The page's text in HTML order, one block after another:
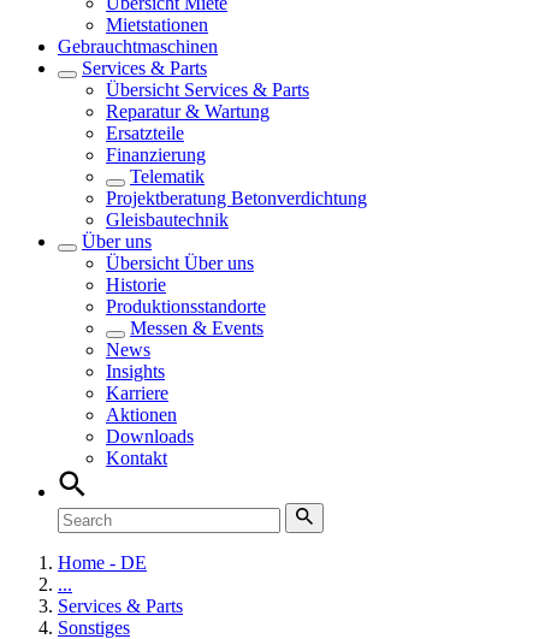
Mietstationen
Gebrauchtmaschinen
Services & Parts
Übersicht Services & Parts
Reparatur & Wartung
Ersatzteile
Finanzierung
Telematik
Projektberatung Betonverdichtung
Gleisbautechnik
Über uns
Übersicht Über uns
Historie
Produktionsstandorte
Messen & Events
News
Insights
Karriere
Aktionen
Downloads
Kontakt
Home - DE
...
Services & Parts
Sonstiges